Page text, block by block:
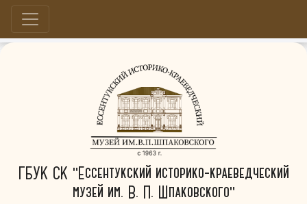
Больше, чем музей...
ГБУК СК "Ессентукский историко-краеведческий
музей им. В. П. Шпаковского"